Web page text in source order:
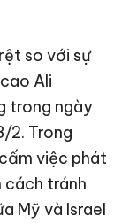
so với sự
Ali
trong ngày
2. Trong
việc phát
cách tránh
Mỹ và Israel